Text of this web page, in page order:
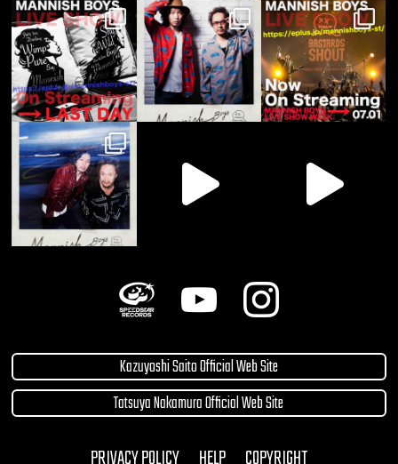
Kazuyoshi Saito Official Web Site
Tatsuya Nakamura Official Web Site